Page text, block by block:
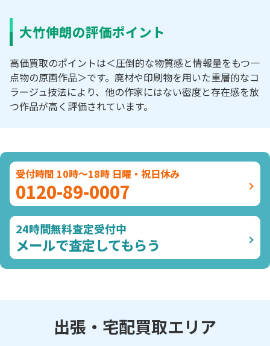
大竹伸朗の評価ポイント
高価買取のポイントは＜圧倒的な物質感と情報量をもつ一
点物の原画作品＞です。廃材や印刷物を用いた重層的なコ
ラージュ技法により、他の作家にはない密度と存在感を放
つ作品が高く評価されています。
受付時間 10時～18時 日曜・祝日休み
0120-89-0007
24時間無料査定受付中
メールで査定してもらう
出張・宅配買取エリア